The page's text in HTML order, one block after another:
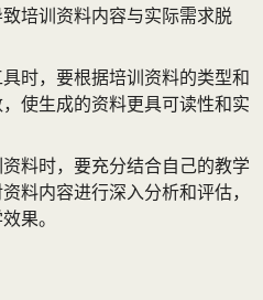
培训资料内容与实际需求脱
时，要根据培训资料的类型和
使生成的资料更具可读性和实
料时，要充分结合自己的教学
料内容进行深入分析和评估，
果。